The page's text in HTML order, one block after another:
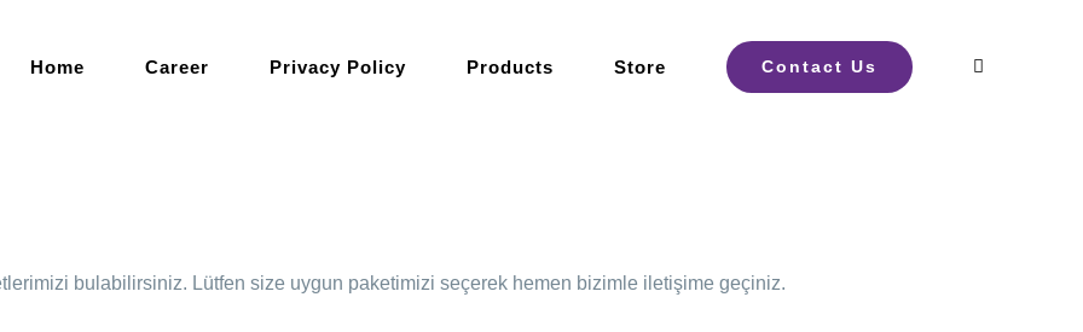
Home Career Privacy Policy Products Store Contact Us
bulabilirsiniz. Lütfen size uygun paketimizi seçerek hemen bizimle iletişime geçiniz.